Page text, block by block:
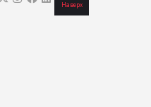
Наверх